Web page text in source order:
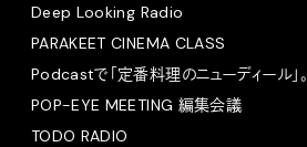
Deep Looking Radio
PARAKEET CINEMA CLASS
Podcastで「定番料理のニューディール」。
POP-EYE MEETING 編集会議
TODO RADIO